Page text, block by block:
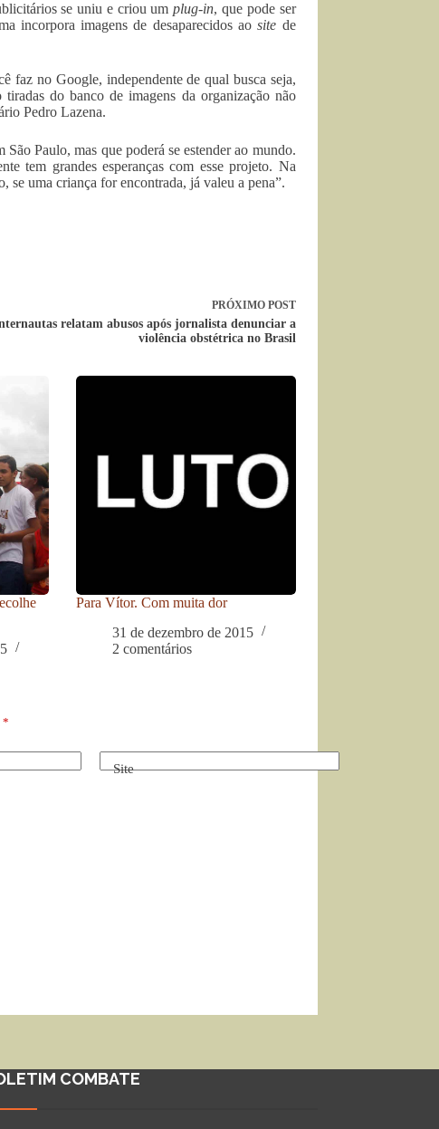
se uniu e criou umplug-in, que pode ser
incorpora imagens de desaparecidos aosite de
faz no Google, independente de qual busca seja,
do banco de imagens da organização não
Pedro Lazena.
Paulo, mas que poderá se estender ao mundo.
tem grandes esperanças com esse projeto. Na
se uma criança for encontrada, já valeu a pena”.
PRÓXIMO POST
relatam abusos após jornalista denunciar a
violência obstétrica no Brasil
Para Vítor. Com muita dor
31 de dezembro de 2015
2 comentários
*
Site
COMBATE